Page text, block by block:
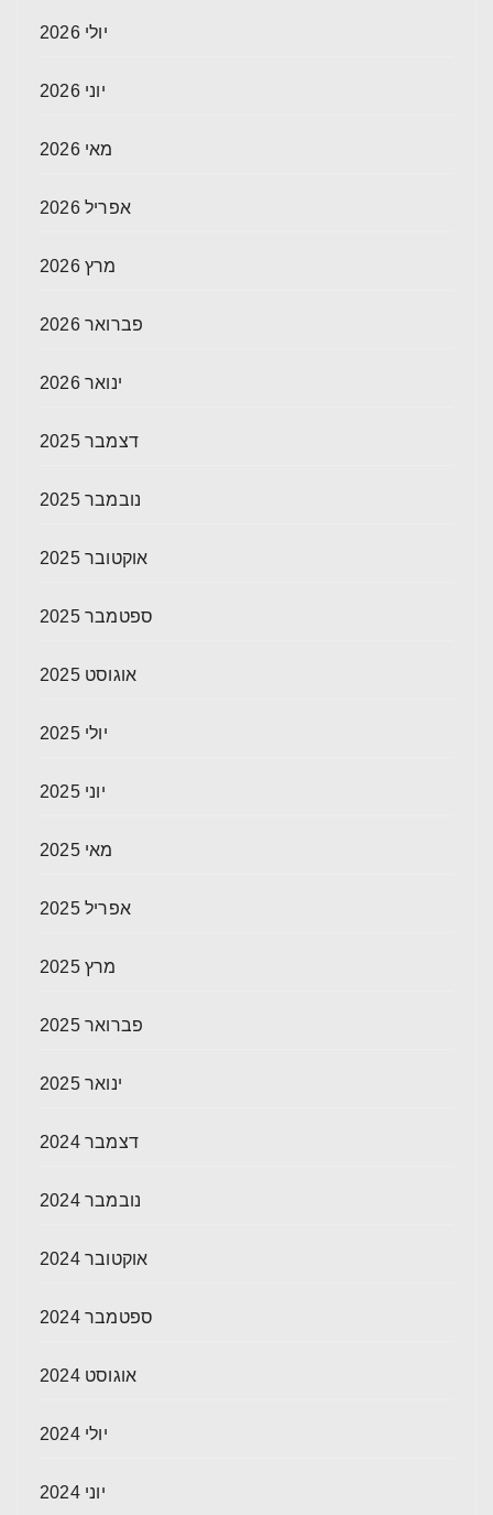
יולי 2026
יוני 2026
מאי 2026
אפריל 2026
מרץ 2026
פברואר 2026
ינואר 2026
דצמבר 2025
נובמבר 2025
אוקטובר 2025
ספטמבר 2025
אוגוסט 2025
יולי 2025
יוני 2025
מאי 2025
אפריל 2025
מרץ 2025
פברואר 2025
ינואר 2025
דצמבר 2024
נובמבר 2024
אוקטובר 2024
ספטמבר 2024
אוגוסט 2024
יולי 2024
יוני 2024